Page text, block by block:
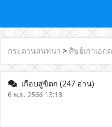
กระดานสนทนา > ศิษย์เก่าเอก
เกือบสู่ขิตก (247 อ่าน)
6 พ.ย. 2566 13:18